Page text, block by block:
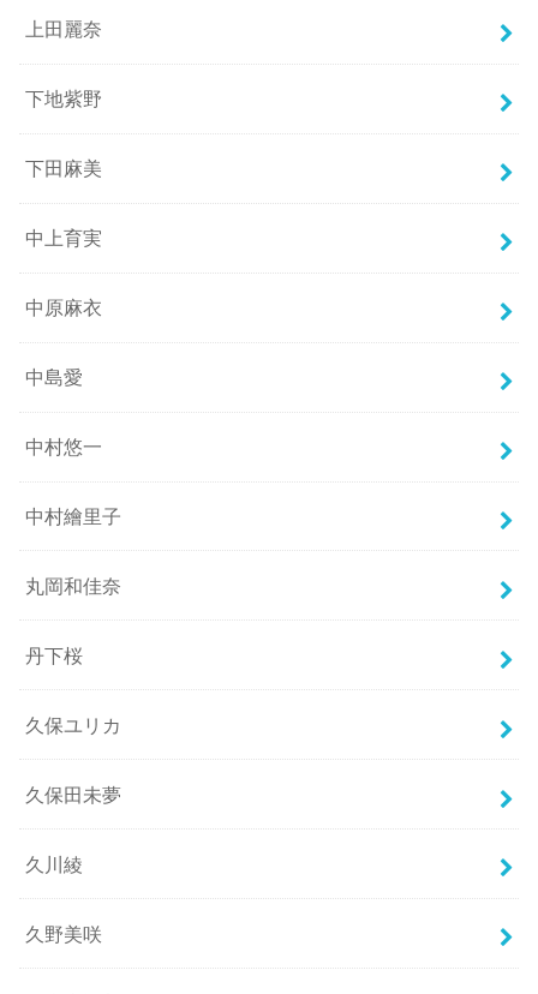
上田麗奈
下地紫野
下田麻美
中上育実
中原麻衣
中島愛
中村悠一
中村繪里子
丸岡和佳奈
丹下桜
久保ユリカ
久保田未夢
久川綾
久野美咲